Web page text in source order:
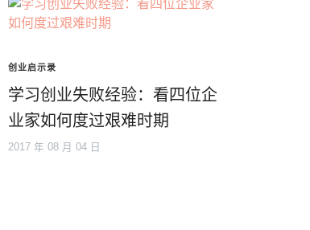
创业启示录
学习创业失败经验：看四位企
业家如何度过艰难时期
2017 年 08 月 04 日